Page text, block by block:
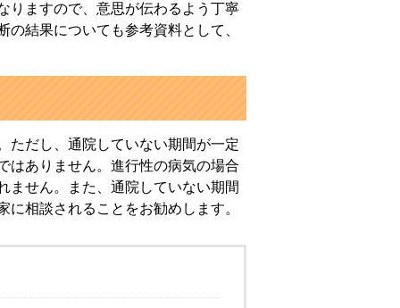
りますので、意思が伝わるよう丁寧
結果についても参考資料として、
ただし、通院していない期間が一定
はありません。進行性の病気の場合
ません。また、通院していない期間
相談されることをお勧めします。